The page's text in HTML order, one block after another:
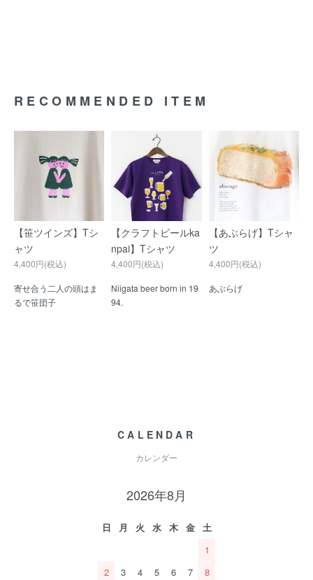
RECOMMENDED ITEM
【笹ツインズ】Tシ
ャツ
4,400円(税込)
寄せ合う二人の頭はま
るで笹団子
【クラフトビールka
npai】Tシャツ
4,400円(税込)
Niigata beer born in 19
94.
【あぶらげ】Tシャ
ツ
4,400円(税込)
あぶらげ
CALENDAR
カレンダー
2026年8月
日 月 火 水 木 金
土
1
2
3 4 5 6 7
8